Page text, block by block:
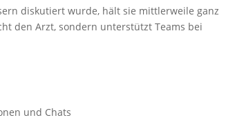
diskutiert wurde, hält sie mittlerweile ganz
den Arzt, sondern unterstützt Teams bei
und Chats